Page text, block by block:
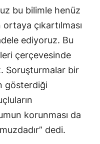
bu bilimle henüz
çıkartılması
ediyoruz. Bu
çerçevesinde
Soruşturmalar bir
gösterdiği
korunması da
dedi.